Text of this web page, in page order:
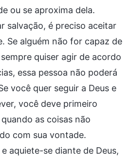
ou se aproxima dela.
salvação, é preciso aceitar
Se alguém não for capaz de
quiser agir de acordo
essa pessoa não poderá
você quer seguir a Deus e
você deve primeiro
as coisas não
com sua vontade.
aquiete-se diante de Deus,